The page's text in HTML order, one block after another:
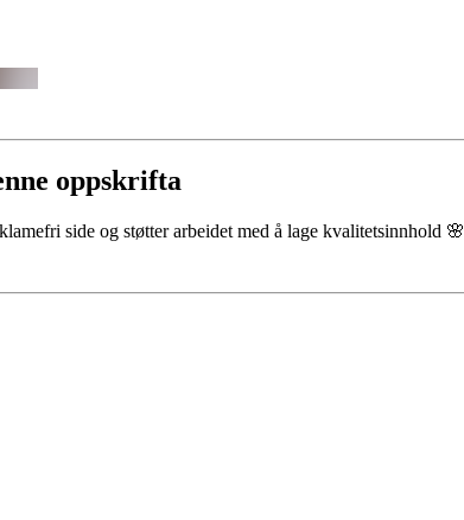
oppskrifta
side og støtter arbeidet med å lage kvalitetsinnhold 🌸